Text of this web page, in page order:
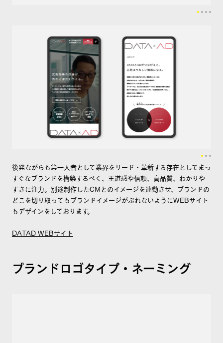
後発ながらも第一人者として業界をリード・革新する存在としてまっ
すぐなブランドを構築するべく、王道感や信頼、高品質、わかりや
すさに注力。別途制作したCMとのイメージを連動させ、ブランドの
どこを切り取ってもブランドイメージがぶれないようにWEBサイト
もデザインをしております。
DATAD WEBサイト
ブランドロゴタイプ・ネーミング